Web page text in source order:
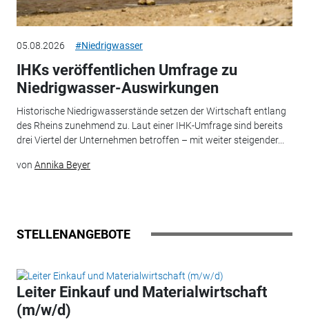
05.08.2026 #Niedrigwasser
IHKs veröffentlichen Umfrage zu
Niedrigwasser-Auswirkungen
Historische Niedrigwasserstände setzen der Wirtschaft entlang
des Rheins zunehmend zu. Laut einer IHK-Umfrage sind bereits
drei Viertel der Unternehmen betroffen – mit weiter steigender...
von Annika Beyer
STELLENANGEBOTE
Leiter Einkauf und Materialwirtschaft
(m/w/d)